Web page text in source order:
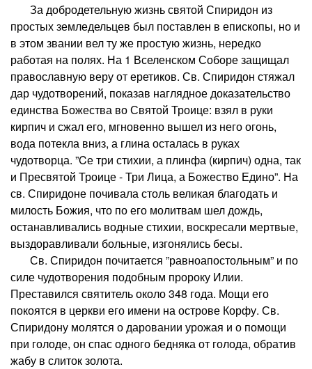
За добродетельную жизнь святой Спиридон из
простых земледельцев был поставлен в епископы, но и
в этом звании вел ту же простую жизнь, нередко
работая на полях. На 1 Вселенском Соборе защищал
православную веру от еретиков. Св. Спиридон стяжал
дар чудотворений, показав наглядное доказательство
единства Божества во Святой Троице: взял в руки
кирпич и сжал его, мгновенно вышел из него огонь,
вода потекла вниз, а глина осталась в руках
чудотворца. ”Cе три стихии, а плинфа (кирпич) одна, так
и Пресвятой Троице - Три Лица, а Божество Едино”. На
св. Спиридоне почивала столь великая благодать и
милость Божия, что по его молитвам шел дождь,
останавливались водные стихии, воскресали мертвые,
выздоравливали больные, изгонялись бесы.
Св. Спиридон почитается ”равноапостольным” и по
силе чудотворения подобным пророку Илии.
Преставился святитель около 348 года. Мощи его
покоятся в церкви его имени на острове Корфу. Св.
Спиридону молятся о даровании урожая и о помощи
при голоде, он спас одного бедняка от голода, обратив
жабу в слиток золота.